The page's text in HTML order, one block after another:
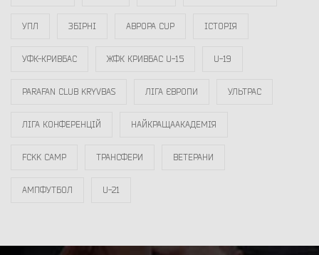
УПЛ ЗБІРНІ АВРОРА CUP ІСТОРІЯ
УФК-КРИВБАС ЖФК КРИВБАС U-15 U-19
PARAFAN CLUB KRYVBAS ЛІГА ЄВРОПИ УЛЬТРАС
ЛІГА КОНФЕРЕНЦІЙ НАЙКРАЩААКАДЕМІЯ
FCKK CAMP ТРАНСФЕРИ ВЕТЕРАНИ
АМПФУТБОЛ U-21